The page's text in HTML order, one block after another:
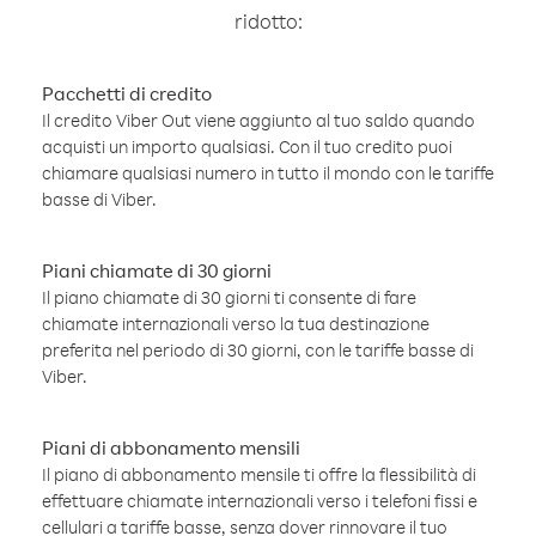
ridotto:
Pacchetti di credito
Il credito Viber Out viene aggiunto al tuo saldo quando
acquisti un importo qualsiasi. Con il tuo credito puoi
chiamare qualsiasi numero in tutto il mondo con le tariffe
basse di Viber.
Piani chiamate di 30 giorni
Il piano chiamate di 30 giorni ti consente di fare
chiamate internazionali verso la tua destinazione
preferita nel periodo di 30 giorni, con le tariffe basse di
Viber.
Piani di abbonamento mensili
Il piano di abbonamento mensile ti offre la flessibilità di
effettuare chiamate internazionali verso i telefoni fissi e
cellulari a tariffe basse, senza dover rinnovare il tuo